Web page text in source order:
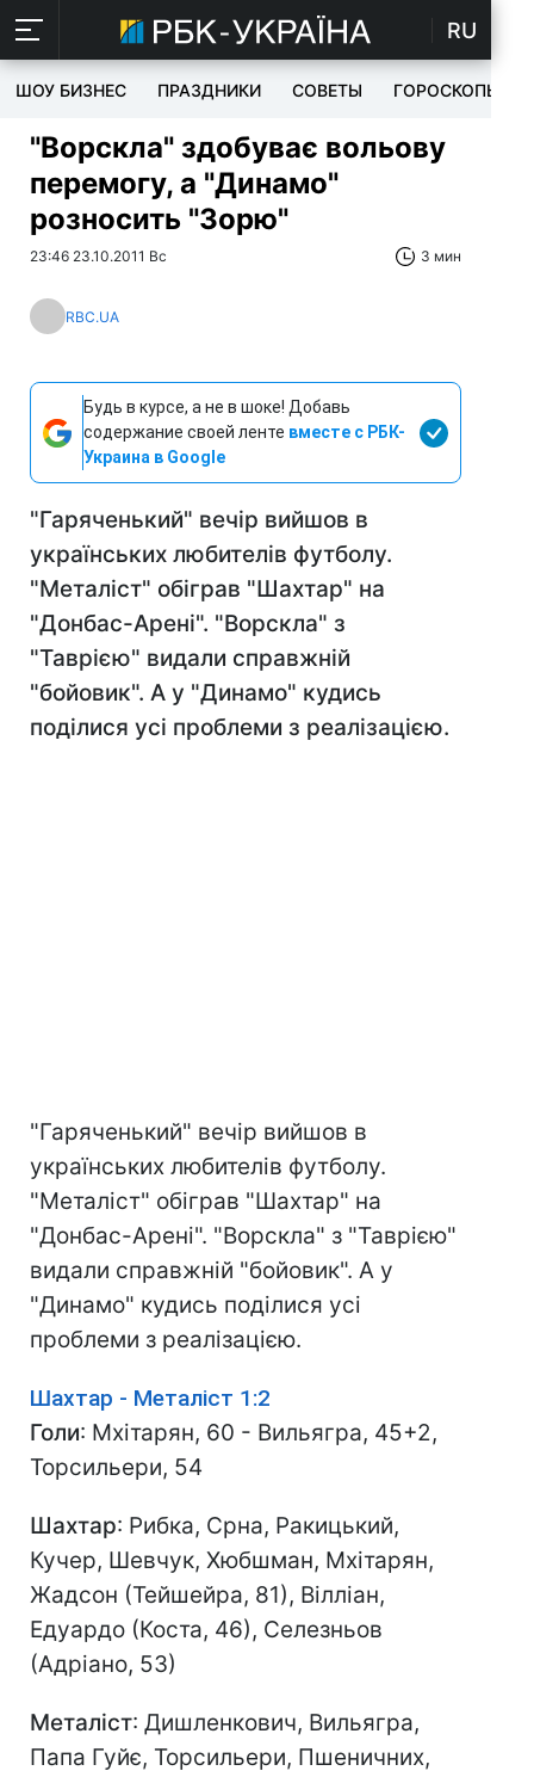
RU
ШОУ БИЗНЕС ПРАЗДНИКИ СОВЕТЫ ГОРОСКОПЫ
"Ворскла" здобуває вольову
перемогу, а "Динамо"
розносить "Зорю"
23:46 23.10.2011 Вс 3 мин
RBC.UA
Будь в курсе, а не в шоке! Добавь
содержание своей ленте вместе с РБК-
Украина в Google
"Гаряченький" вечір вийшов в
українських любителів футболу.
"Металіст" обіграв "Шахтар" на
"Донбас-Арені". "Ворскла" з
"Таврією" видали справжній
"бойовик". А у "Динамо" кудись
поділися усі проблеми з реалізацією.
"Гаряченький" вечір вийшов в
українських любителів футболу.
"Металіст" обіграв "Шахтар" на
"Донбас-Арені". "Ворскла" з "Таврією"
видали справжній "бойовик". А у
"Динамо" кудись поділися усі
проблеми з реалізацією.
Шахтар - Металіст 1:2
Голи: Мхітарян, 60 - Вильягра, 45+2,
Торсильери, 54
Шахтар: Рибка, Срна, Ракицький,
Кучер, Шевчук, Хюбшман, Мхітарян,
Жадсон (Тейшейра, 81), Вілліан,
Едуардо (Коста, 46), Селезньов
(Адріано, 53)
Металіст: Дишленкович, Вильягра,
Папа Гуйє, Торсильери, Пшеничних,